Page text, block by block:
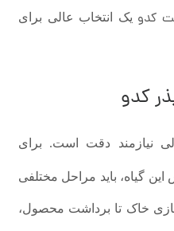
کدویک انتخاب عالی برای
کدو
نیازمند دقت است. برای
گیاه، باید مراحل مختلفی
خاک تا برداشت محصول،